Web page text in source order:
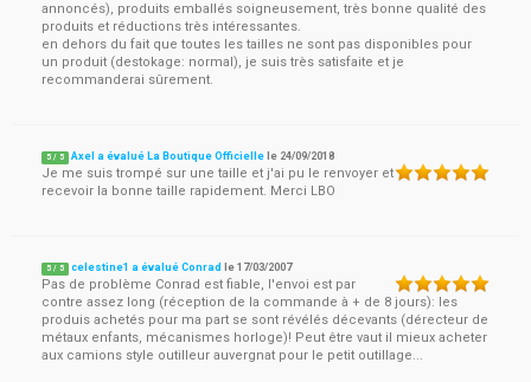
annoncés), produits emballés soigneusement, très bonne qualité des
produits et réductions très intéressantes.
en dehors du fait que toutes les tailles ne sont pas disponibles pour
un produit (destokage: normal), je suis très satisfaite et je
recommanderai sûrement.
5 / 5 Axel a évalué La Boutique Officielle le 24/09/2018
Je me suis trompé sur une taille et j'ai pu le renvoyer et
recevoir la bonne taille rapidement. Merci LBO
5 / 5 celestine1 a évalué Conrad le17/03/2007
Pas de problème Conrad est fiable, l'envoi est par
contre assez long (réception de la commande à + de 8 jours): les
produis achetés pour ma part se sont révélés décevants (dérecteur de
métaux enfants, mécanismes horloge)! Peut être vaut il mieux acheter
aux camions style outilleur auvergnat pour le petit outillage...